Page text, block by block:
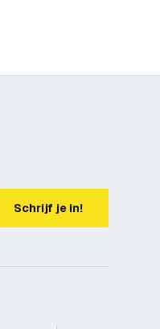
Schrijf je in!